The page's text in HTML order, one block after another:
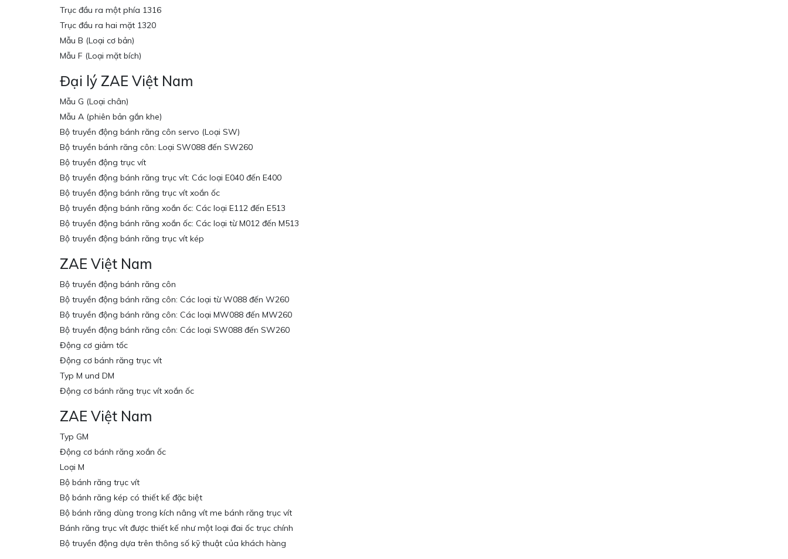
Trục đầu ra một phía 1316
Trục đầu ra hai mặt 1320
Mẫu B (Loại cơ bản)
Mẫu F (Loại mặt bích)
Đại lý ZAE Việt Nam
Mẫu G (Loại chân)
Mẫu A (phiên bản gắn khe)
Bộ truyền động bánh răng côn servo (Loại SW)
Bộ truyền bánh răng côn: Loại SW088 đến SW260
Bộ truyền động trục vít
Bộ truyền động bánh răng trục vít: Các loại E040 đến E400
Bộ truyền động bánh răng trục vít xoắn ốc
Bộ truyền động bánh răng xoắn ốc: Các loại E112 đến E513
Bộ truyền động bánh răng xoắn ốc: Các loại từ M012 đến M513
Bộ truyền động bánh răng trục vít kép
ZAE Việt Nam
Bộ truyền động bánh răng côn
Bộ truyền động bánh răng côn: Các loại từ W088 đến W260
Bộ truyền động bánh răng côn: Các loại MW088 đến MW260
Bộ truyền động bánh răng côn: Các loại SW088 đến SW260
Động cơ giảm tốc
Động cơ bánh răng trục vít
Typ M und DM
Động cơ bánh răng trục vít xoắn ốc
ZAE Việt Nam
Typ GM
Động cơ bánh răng xoắn ốc
Loại M
Bộ bánh răng trục vít
Bộ bánh răng kép có thiết kế đặc biệt
Bộ bánh răng dùng trong kích nâng vít me bánh răng trục vít
Bánh răng trục vít được thiết kế như một loại đai ốc trục chính
Bộ truyền động dựa trên thông số kỹ thuật của khách hàng